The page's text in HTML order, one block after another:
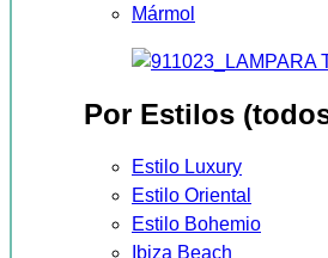
Mármol
Por Estilos
Estilo Luxury
Estilo Oriental
Estilo Bohemio
Ibiza Beach